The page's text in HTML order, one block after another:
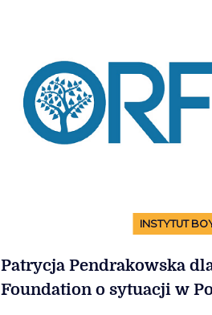
INSTYTUT
Patrycja Pendrakowska
Foundation o sytuacji w